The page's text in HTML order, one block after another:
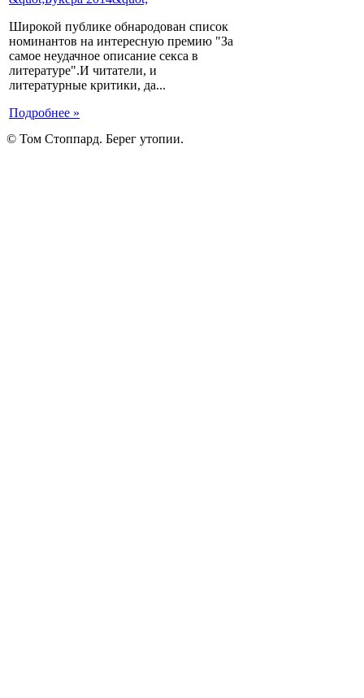
Широкой публике обнародован список
номинантов на интересную премию "За
самое неудачное описание секса в
литературе".И читатели, и
литературные критики, да...
Подробнее »
© Том Стоппард. Берег утопии.